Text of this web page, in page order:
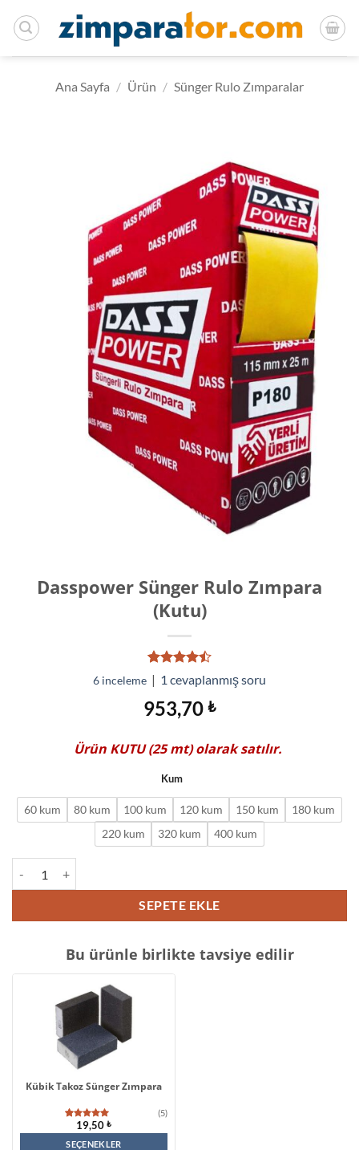
atla
Ana Sayfa / Ürün / Sünger Rulo Zımparalar
Dasspower Sünger Rulo Zımpara
(Kutu)
6müşteri
puanına
dayanarak
5
aldı
6 inceleme | 1 cevaplanmış soru
953,70 ₺
Ürün KUTU (25 mt)olarak satılır.
Kum
60 kum 80 kum 100 kum 120 kum 150 kum
180 kum
220 kum
320 kum 400 kum
SEPETE EKLE
Bu ürünle birlikte tavsiye edilir
Kübik Takoz Sünger Zımpara
müşteri
puanına
dayanarak
(5)
19,50 ₺
SEÇENEKLER